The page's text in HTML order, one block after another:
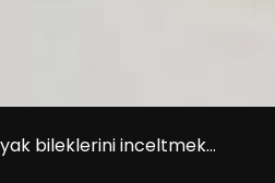
bileklerini inceltmek…